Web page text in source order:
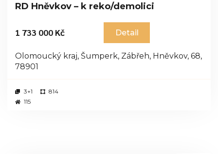
RD Hněvkov – k reko/demolici
1 733 000 Kč Detail
Olomoucký kraj, Šumperk, Zábřeh, Hněvkov, 68,
78901
3+1
814
115